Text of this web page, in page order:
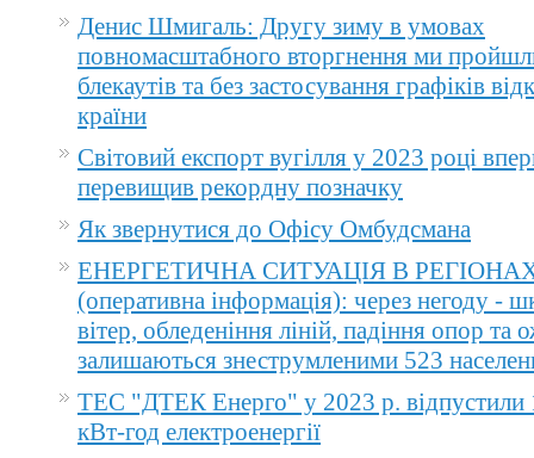
Денис Шмигаль: Другу зиму в умовах
повномасштабного вторгнення ми
блекаутів та без застосування графіків
країни
Світовий експорт вугілля у 2023 році
перевищив рекордну позначку
Як звернутися до Офісу Омбудсмана
ЕНЕРГЕТИЧНА СИТУАЦІЯ В
(оперативна інформація): через негоду -
вітер, обледеніння ліній, падіння опор та
залишаються знеструмленими 523
ТЕС "ДТЕК Енерго" у 2023 р. відпустили
кВт-год електроенергії